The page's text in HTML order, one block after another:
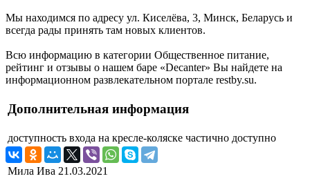
Мы находимся по адресу ул. Киселёва, 3, Минск, Беларусь и
всегда рады принять там новых клиентов.
Всю информацию в категории Общественное питание,
рейтинг и отзывы о нашем баре «Decanter» Вы найдете на
информационном развлекательном портале restby.su.
Дополнительная информация
доступность входа на кресле-коляске частично доступно
Мила Ива 21.03.2021